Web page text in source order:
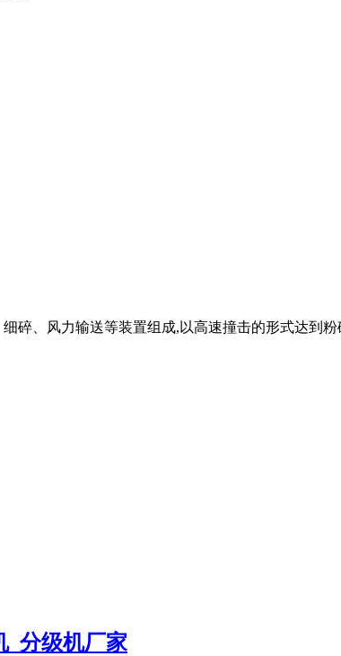
碎、风力输送等装置组成,以高速撞击的形式达到
_分级机厂家